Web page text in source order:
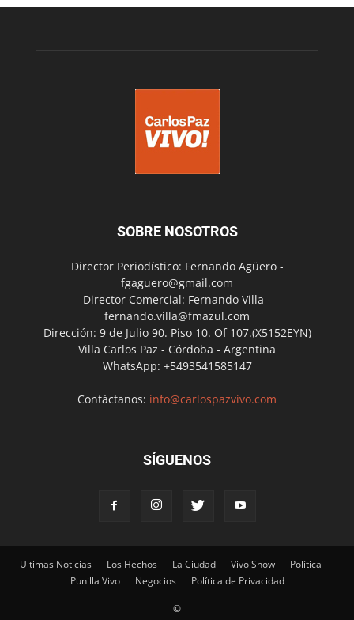
SOBRE NOSOTROS
Director Periodístico: Fernando Agüero -
fgaguero@gmail.com
Director Comercial: Fernando Villa -
fernando.villa@fmazul.com
Dirección: 9 de Julio 90. Piso 10. Of 107.(X5152EYN)
Villa Carlos Paz - Córdoba - Argentina
WhatsApp: +5493541585147
Contáctanos: info@carlospazvivo.com
SÍGUENOS
Ultimas Noticias Los Hechos La Ciudad Vivo Show
Política
Punilla Vivo
Negocios Política de Privacidad
©